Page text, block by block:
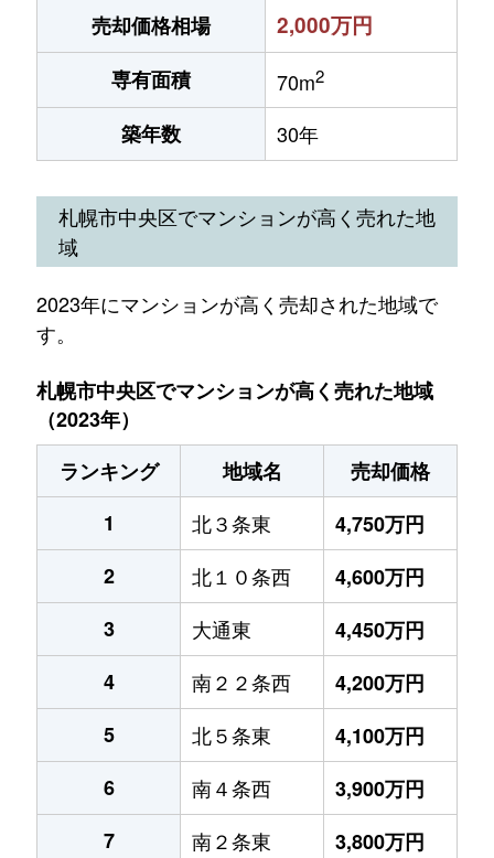
売却価格相場
2,000万円
専有面積 70m2
築年数 30年
札幌市中央区でマンションが高く売れた地
域
2023年にマンションが高く売却された地域で
す。
札幌市中央区でマンションが高く売れた地域
（2023年）
ランキング
地域名
売却価格
1
北３条東
4,750万円
2
北１０条西
4,600万円
3
大通東
4,450万円
4
南２２条西
4,200万円
5
北５条東
4,100万円
6
南４条西
3,900万円
7
南２条東 3,800万円